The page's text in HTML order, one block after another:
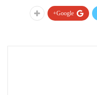
Google+